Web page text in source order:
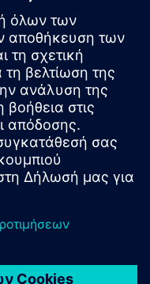
reduces
cycle by six
retail